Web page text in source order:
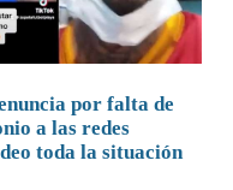
por falta de
a las redes
toda la situación